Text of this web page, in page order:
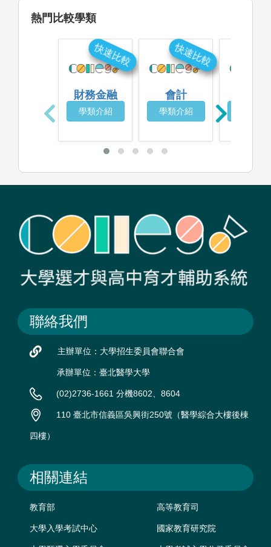
熱門比較學類
財務金融
學類介紹
快速比較
會計
學類介紹
快速比較
聯絡我們
主辦單位：大學招生委員會聯合會
承辦單位：臺北醫學大學
(02)2736-1661 分機8602、8604
110 臺北市信義區吳興街250號（醫學綜合大樓後棟
四樓）
相關連結
教育部 高等教育司
大學入學考試中心 國家教育研究院